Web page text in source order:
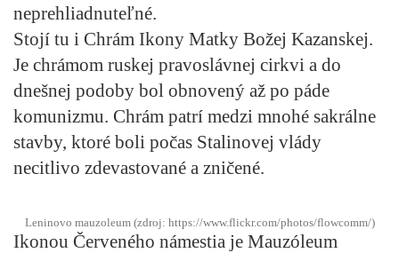
neprehliadnuteľné.
Stojí tu i Chrám Ikony Matky Božej Kazanskej.
Je chrámom ruskej pravoslávnej cirkvi a do
dnešnej podoby bol obnovený až po páde
komunizmu. Chrám patrí medzi mnohé sakrálne
stavby, ktoré boli počas Stalinovej vlády
necitlivo zdevastované a zničené.
Leninovo mauzoleum (zdroj: https://www.flickr.com/photos/flowcomm/)
Ikonou Červeného námestia je Mauzóleum